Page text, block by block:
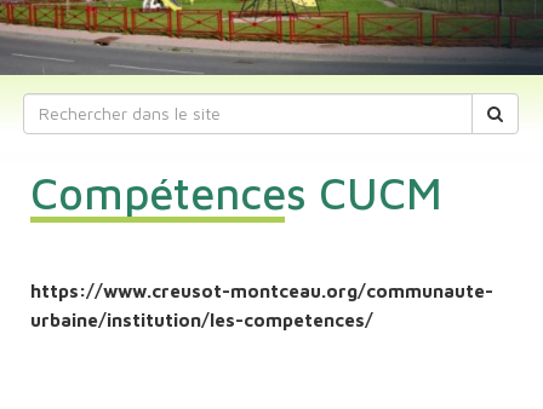
Compétences CUCM
https://www.creusot-montceau.org/communaute-
urbaine/institution/les-competences/